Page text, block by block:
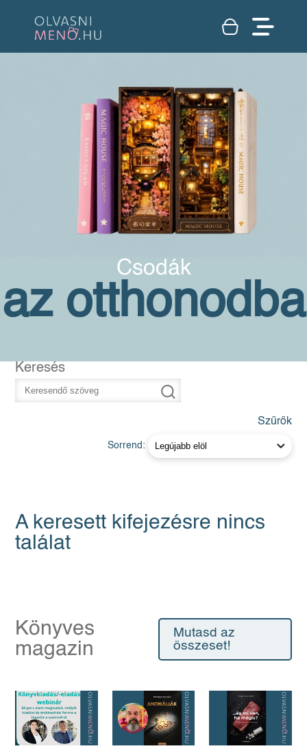
Csodák
az otthonodba
Keresés
Szűrők
Sorrend:
A keresett kifejezésre nincs
találat
Könyves
magazin
Mutasd az
összeset!